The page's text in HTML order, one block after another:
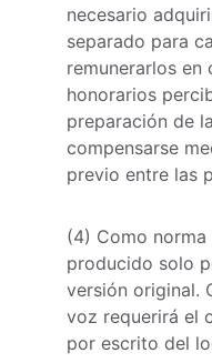
necesario
separado para
remunerarlos en
honorarios
preparación de
compensarse
previo entre las
(4) Como
producido solo
versión original.
voz requerirá el
por escrito del